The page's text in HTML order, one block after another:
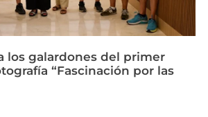
los galardones del primer
“Fascinación por las